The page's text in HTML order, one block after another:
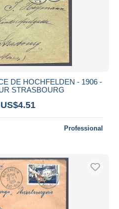
DE HOCHFELDEN - 1906 -
STRASBOURG
Professional